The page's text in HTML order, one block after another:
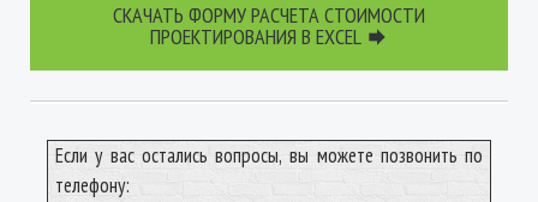
СКАЧАТЬ ФОРМУ РАСЧЕТА СТОИМОСТИ
ПРОЕКТИРОВАНИЯ В EXCEL 
Если у вас остались вопросы, вы можете позвонить по
телефону: